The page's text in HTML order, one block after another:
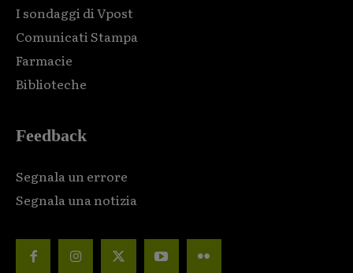
I sondaggi di Vpost
Comunicati Stampa
Farmacie
Biblioteche
Feedback
Segnala un errore
Segnala una notizia